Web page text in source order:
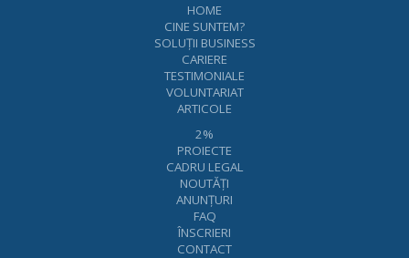
HOME
CINE SUNTEM?
SOLUŢII BUSINESS
CARIERE
TESTIMONIALE
VOLUNTARIAT
ARTICOLE
2%
PROIECTE
CADRU LEGAL
NOUTĂŢI
ANUNŢURI
FAQ
ÎNSCRIERI
CONTACT